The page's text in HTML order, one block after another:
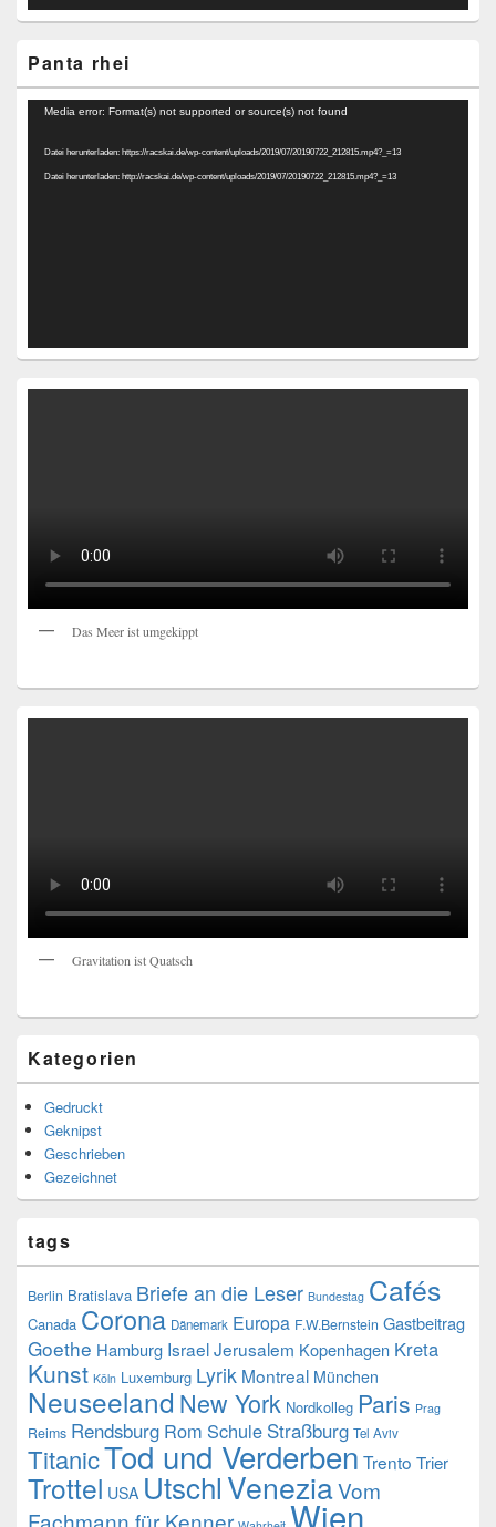
Panta rhei
Video-
Media error: Format(s) not supported or source(s) not found
Datei herunterladen: https://racskai.de/wp-content/uploads/2019/07/20190722_212815.mp4?_=13
Datei herunterladen: http://racskai.de/wp-content/uploads/2019/07/20190722_212815.mp4?_=13
Das Meer ist umgekippt
Gravitation ist Quatsch
Kategorien
Gedruckt
Geknipst
Geschrieben
Gezeichnet
tags
Berlin Bratislava Briefe an die Leser Bundestag Cafés
Canada Corona Dänemark Europa F.W.Bernstein Gastbeitrag
Goethe Hamburg IsraelJerusalem Kopenhagen Kreta
Kunst Köln Luxemburg Lyrik Montreal München
Neuseeland New York Nordkolleg Paris Prag
Reims Rendsburg Rom Schule Straßburg Tel Aviv
TitanicTod und Verderben Trento Trier
Trottel USA UtschlVeneziaVom
Fachmann für Kenner
Wien